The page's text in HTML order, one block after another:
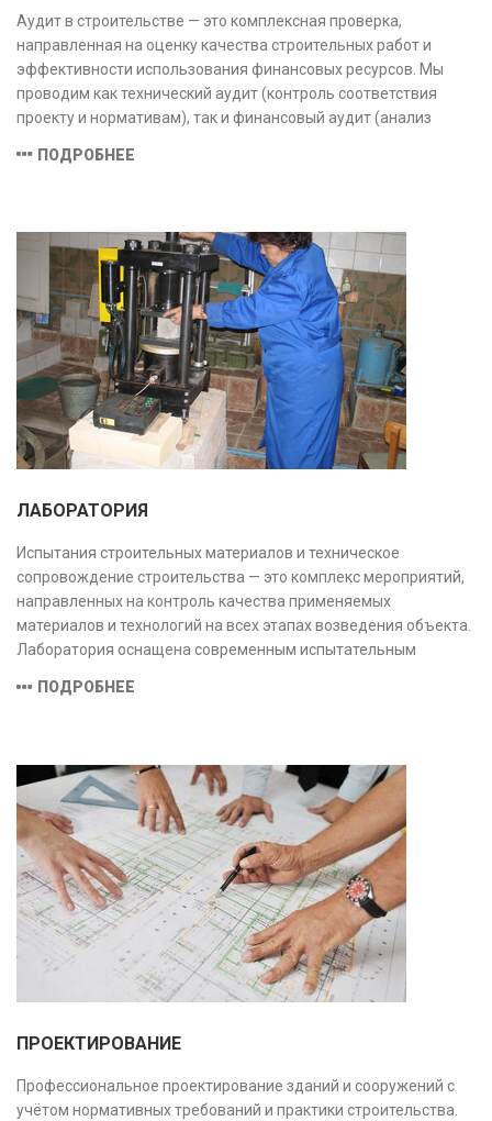
Аудит в строительстве — это комплексная проверка,
направленная на оценку качества строительных работ и
эффективности использования финансовых ресурсов. Мы
проводим как технический аудит (контроль соответствия
проекту и нормативам), так и финансовый аудит (анализ
безопасность и экономическую обоснованность проекта.
ПОДРОБНЕЕ
ЛАБОРАТОРИЯ
Испытания строительных материалов и техническое
сопровождение строительства — это комплекс мероприятий,
направленных на контроль качества применяемых
материалов и технологий на всех этапах возведения объекта.
Лаборатория оснащена современным испытательным
соответствующими заявленной области аккредитации.
ПОДРОБНЕЕ
ПРОЕКТИРОВАНИЕ
Профессиональное проектирование зданий и сооружений с
учётом нормативных требований и практики строительства.